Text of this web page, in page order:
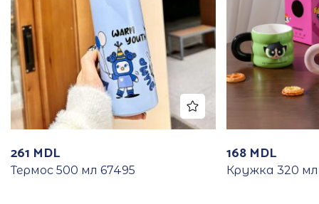
261 MDL
Термос 500 мл 67495
168 MDL
Кружка 320 мл